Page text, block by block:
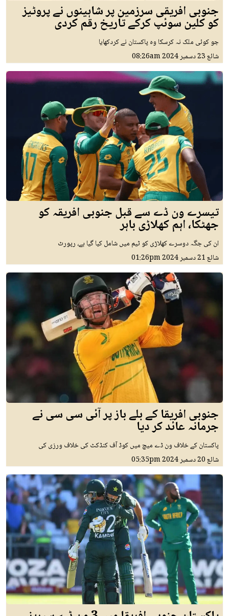
جنوبی افریقی سرزمین پر شاہینوں نے پروٹیز
کو کلین سوئپ کرکے تاریخ رقم کردی
جو کوئی ملک نہ کرسکا وہ پاکستان نے کردکھایا
شائع23 دسمبر 2024 08:26am
تیسرے ون ڈے سے قبل جنوبی افریقہ کو
جھٹکا، اہم کھلاڑی باہر
ان کی جگہ دوسرے کھلاڑی کو ٹیم میں شامل کیا گیا ہے، رپورٹ
شائع21 دسمبر 2024 01:26pm
جنوبی افریقا کے بلے باز پر آئی سی سی نے
جرمانہ عائد کر دیا
پاکستان کے خلاف ون ڈے میچ میں کوڈ آف کنڈکٹ کی خلاف ورزی کی
شائع20 دسمبر 2024 05:35pm